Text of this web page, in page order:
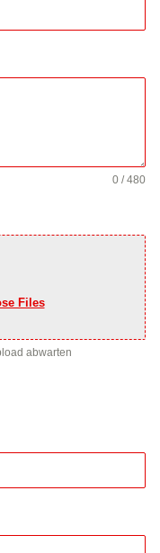
0 / 480
Files
abwarten